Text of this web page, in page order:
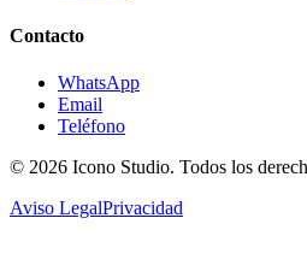
Contacto
WhatsApp
Email
Teléfono
© 2026 Icono Studio. Todos los
Aviso LegalPrivacidad